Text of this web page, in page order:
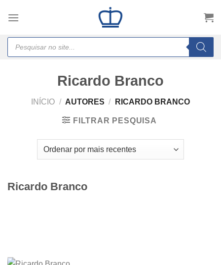
Products
search
Ricardo Branco
INÍCIO / AUTORES / RICARDO BRANCO
FILTRAR PESQUISA
Ricardo Branco